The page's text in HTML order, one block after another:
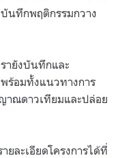
นทึกพฤติกรรมกวาง
ายังบันทึกและ
ร้อมทั้งแนวทางการ
าณดาวเทียมและปล่อย
ยละเอียดโครงการได้ที่